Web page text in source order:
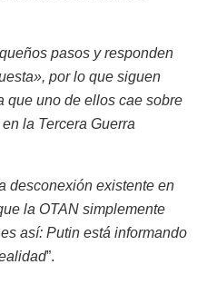
pasos y responden
por lo que siguen
que uno de ellos cae sobre
la Tercera Guerra
desconexión existente en
la OTAN simplemente
así: Putin está informando
”.